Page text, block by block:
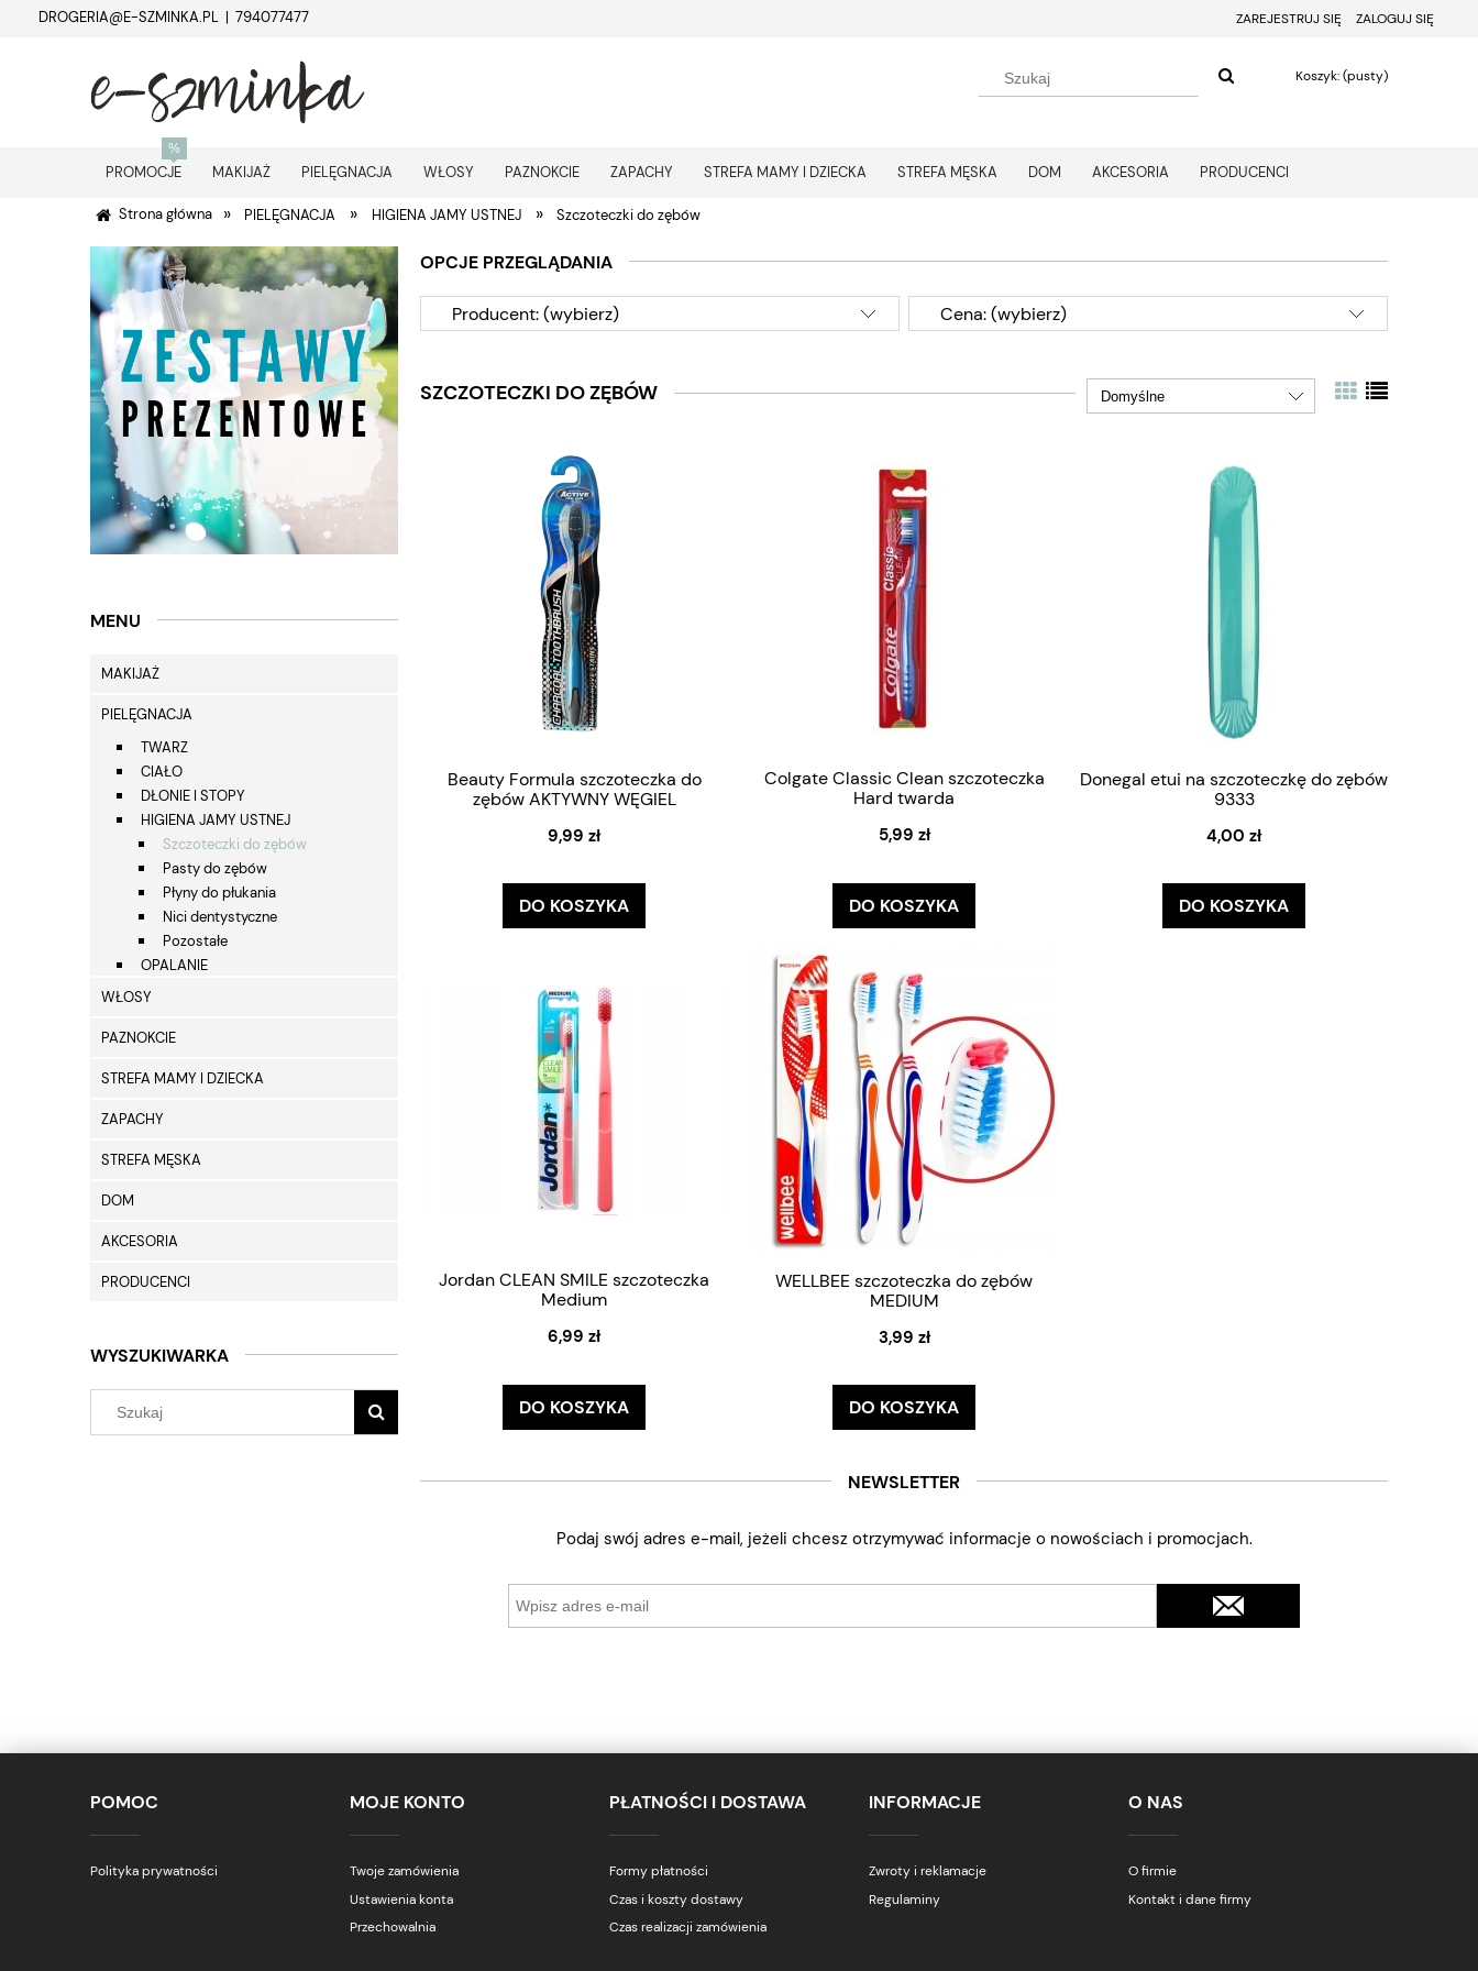
DROGERIA@E-SZMINKA.PL | 794077477 ZAREJESTRUJ SIĘ ZALOGUJ SIĘ
Koszyk:(pusty)
PROMOCJE MAKIJAŻ PIELĘGNACJA WŁOSY PAZNOKCIE ZAPACHY STREFA MAMY I DZIECKA STREFA MĘSKA DOM AKCESORIA PRODUCENCI
Strona główna » PIELĘGNACJA » HIGIENA JAMY USTNEJ » Szczoteczki do zębów
MENU
MAKIJAŻ
PIELĘGNACJA
TWARZ
CIAŁO
DŁONIE I STOPY
HIGIENA JAMY USTNEJ
Szczoteczki do zębów
Pasty do zębów
Płyny do płukania
Nici dentystyczne
Pozostałe
OPALANIE
WŁOSY
PAZNOKCIE
STREFA MAMY I DZIECKA
ZAPACHY
STREFA MĘSKA
DOM
AKCESORIA
PRODUCENCI
WYSZUKIWARKA
OPCJE PRZEGLĄDANIA
Producent: (wybierz) Cena: (wybierz)
SZCZOTECZKI DO ZĘBÓW
Beauty Formula szczoteczka do
zębów AKTYWNY WĘGIEL
9,99 zł
DO KOSZYKA
Colgate Classic Clean szczoteczka
Hard twarda
5,99 zł
DO KOSZYKA
Donegal etui na szczoteczkę do zębów
9333
4,00 zł
DO KOSZYKA
Jordan CLEAN SMILE szczoteczka
Medium
6,99 zł
DO KOSZYKA
WELLBEE szczoteczka do zębów
MEDIUM
3,99 zł
DO KOSZYKA
NEWSLETTER
Podaj swój adres e-mail, jeżeli chcesz otrzymywać informacje o nowościach i promocjach.
POMOC
Polityka prywatności
MOJE KONTO
Twoje zamówienia
Ustawienia konta
Przechowalnia
PŁATNOŚCI I DOSTAWA
Formy płatności
Czas i koszty dostawy
Czas realizacji zamówienia
INFORMACJE
Zwroty i reklamacje
Regulaminy
O NAS
O firmie
Kontakt i dane firmy